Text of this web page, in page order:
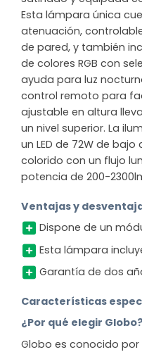
Esta lámpara única
atenuación,
de pared, y también
de colores RGB con
ayuda para luz
control remoto para
ajustable en altura
un nivel superior. La
un LED de 72W de bajo
colorido con un flujo
potencia de 200-
Ventajas y
Dispone de un
Esta lámpara
Garantía de dos
Características
¿Por qué elegir Globo?
Globo es conocido